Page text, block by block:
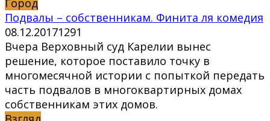
Город
Подвалы – собственникам. Финита ля комедия
08.12.20171291
Вчера Верховный суд Карелии вынес
решение, которое поставило точку в
многомесячной истории с попыткой передать
часть подвалов в многоквартирных домах
собственникам этих домов.